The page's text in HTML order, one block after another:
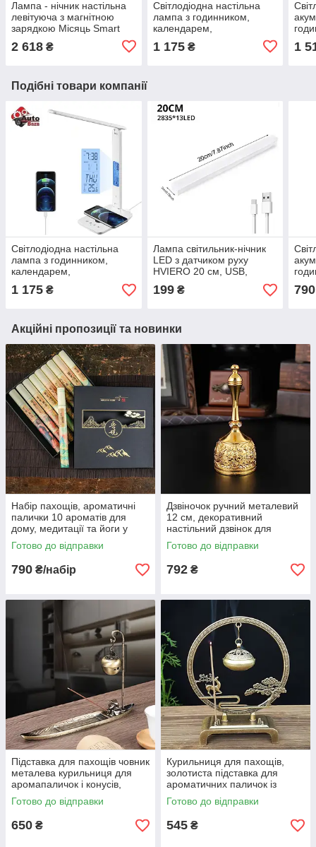
Лампа - нічник настільна
левітуюча з магнітною
зарядкою Місяць Smart
Moon Lamp, безпровідна
зарядка
2 618 ₴
Світлодіодна настільна
лампа з годинником,
календарем,
бездротова зарядка
1 175₴ 1
Подібні товари компанії
Світлодіодна настільна
лампа з годинником,
календарем,
термометром та
бездротова зарядка
1 175 ₴
Лампа світильник-нічник
LED з датчиком руху
HVIERO 20 см, USB,
магнітна (13 LED 2835,
біле денне світло)
199₴ 790
Акційні пропозиції та новинки
Набір пахощів, ароматичні
палички 10 ароматів для
дому, медитації та йоги у
подарунковій коробці 21 см
Готово до відправки
790 ₴/набір
Дзвіночок ручний металевий
12 см, декоративний
настільний дзвінок для
церемоній і подарунка,
золотистий
Готово до відправки
792 ₴
Підставка для пахощів човник
металева курильниця для
аромапаличок і конусів,
човен з рибалкою та
підвісною чашею 24 см
Готово до відправки
650 ₴
Курильниця для пахощів,
золотиста підставка для
ароматичних паличок із
підвісною чашею та декором
15,5 см
Готово до відправки
545 ₴